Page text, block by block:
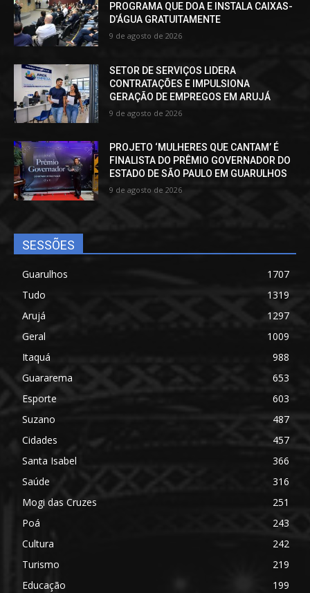
PROGRAMA QUE DOA E INSTALA CAIXAS-
D’ÁGUA GRATUITAMENTE
9 de agosto de 2026
SETOR DE SERVIÇOS LIDERA
CONTRATAÇÕES E IMPULSIONA
GERAÇÃO DE EMPREGOS EM ARUJÁ
9 de agosto de 2026
PROJETO ‘MULHERES QUE CANTAM’ É
FINALISTA DO PRÊMIO GOVERNADOR DO
ESTADO DE SÃO PAULO EM GUARULHOS
9 de agosto de 2026
SESSÕES
Guarulhos
1707
Tudo
1319
Arujá
1297
Geral
1009
Itaquá
988
Guararema
653
Esporte
603
Suzano
487
Cidades
457
Santa Isabel
366
Saúde
316
Mogi das Cruzes
251
Poá
243
Cultura
242
Turismo
219
Educação
199